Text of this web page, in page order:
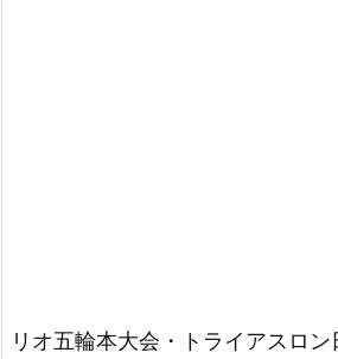
リオ五輪本大会・トライアスロ